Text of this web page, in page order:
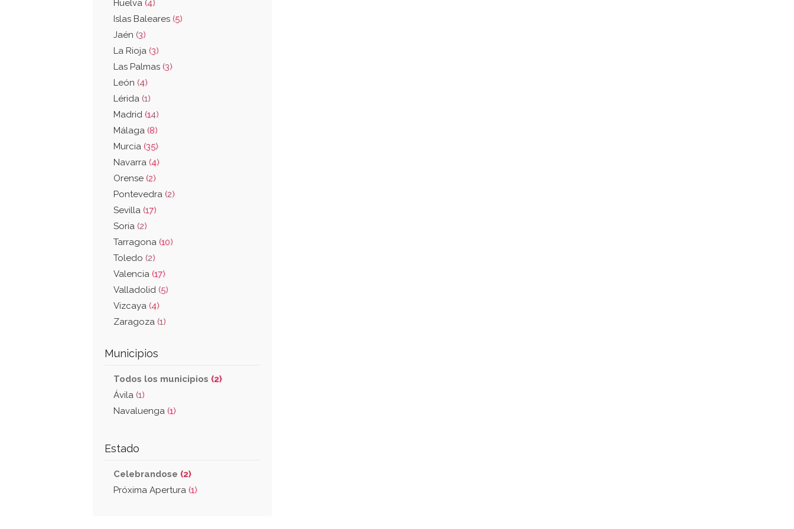
Huelva (4)
Islas Baleares (5)
Jaén (3)
La Rioja (3)
Las Palmas (3)
León (4)
Lérida (1)
Madrid (14)
Málaga (8)
Murcia (35)
Navarra (4)
Orense (2)
Pontevedra (2)
Sevilla (17)
Soria (2)
Tarragona (10)
Toledo (2)
Valencia (17)
Valladolid (5)
Vizcaya (4)
Zaragoza (1)
Municipios
Todos los municipios (2)
Ávila (1)
Navaluenga (1)
Estado
Celebrandose (2)
Próxima Apertura (1)